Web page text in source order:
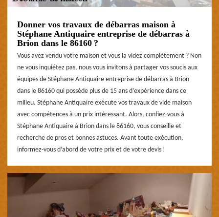
Donner vos travaux de débarras maison à
Stéphane Antiquaire entreprise de débarras à
Brion dans le 86160 ?
Vous avez vendu votre maison et vous la videz complètement ? Non
ne vous inquiétez pas, nous vous invitons à partager vos soucis aux
équipes de Stéphane Antiquaire entreprise de débarras à Brion
dans le 86160 qui possède plus de 15 ans d’expérience dans ce
milieu. Stéphane Antiquaire exécute vos travaux de vide maison
avec compétences à un prix intéressant. Alors, confiez-vous à
Stéphane Antiquaire à Brion dans le 86160, vous conseille et
recherche de pros et bonnes astuces. Avant toute exécution,
informez-vous d’abord de votre prix et de votre devis !